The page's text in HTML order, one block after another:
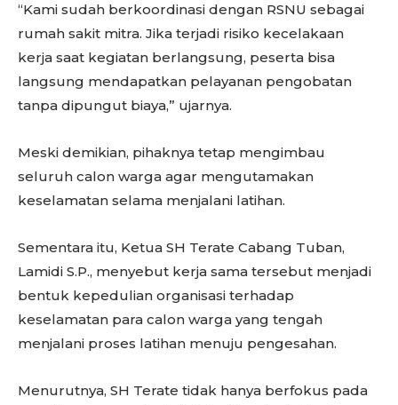
“Kami sudah berkoordinasi dengan RSNU sebagai
rumah sakit mitra. Jika terjadi risiko kecelakaan
kerja saat kegiatan berlangsung, peserta bisa
langsung mendapatkan pelayanan pengobatan
tanpa dipungut biaya,” ujarnya.
Meski demikian, pihaknya tetap mengimbau
seluruh calon warga agar mengutamakan
keselamatan selama menjalani latihan.
Sementara itu, Ketua SH Terate Cabang Tuban,
Lamidi S.P., menyebut kerja sama tersebut menjadi
bentuk kepedulian organisasi terhadap
keselamatan para calon warga yang tengah
menjalani proses latihan menuju pengesahan.
Menurutnya, SH Terate tidak hanya berfokus pada